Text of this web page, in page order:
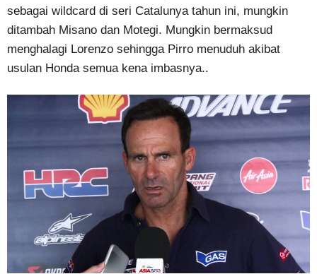
sebagai wildcard di seri Catalunya tahun ini, mungkin
ditambah Misano dan Motegi. Mungkin bermaksud
menghalagi Lorenzo sehingga Pirro menuduh akibat
usulan Honda semua kena imbasnya..